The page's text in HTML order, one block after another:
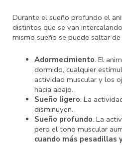
Durante el sueño profundo el
distintos que se van
mismo sueño se puede saltar
Adormecimiento. El
dormido, cualquier
actividad muscular y los
hacia abajo.
Sueño ligero. La
disminuyen.
Sueño profundo. La
pero el tono muscular
cuando más pesadillas